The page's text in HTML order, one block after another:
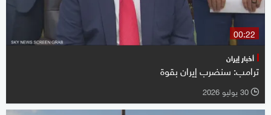
00:22
أخبار إيران
ترامب: سنضرب إيران بقوة
l 30 يوليو 2026